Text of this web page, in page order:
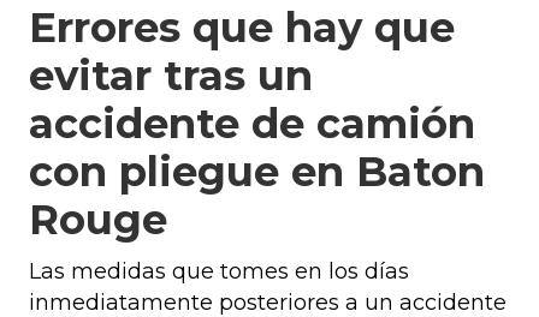
Errores que hay que
evitar tras un
accidente de camión
con pliegue en Baton
Rouge
Las medidas que tomes en los días
inmediatamente posteriores a un accidente